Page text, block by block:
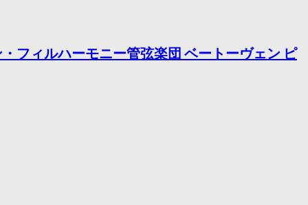
フィルハーモニー管弦楽団 ベートーヴェン ピ